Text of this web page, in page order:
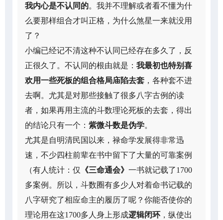
我内心是不认同的。我并不理解或者看不懂为什
么要那样组合才叫正格，为什么煞星一来就没用
了？
小编已经记不清这种不认同已经存在多久了，反
正很久了。不认同的根由就是： 我最初也特别喜
欢用一些死板的组合格局庙陷去套 ，各种套不进
去啊。尤其是对那些接触了很多八字古例的读
者，如果再用主流的斗数理论死板的去套，得出
的结论只有一个： 紫微斗数是伪学。
尤其是自明清民国以来，禄命学发展得非常迅
速，不少四柱前辈在书中留下了大量的可靠案例
（有人统计：仅
《三命通会》 一书就记载了1700
多案例。所以，斗数圈有多少人对着命书记载的
八字研究了相应命主的履历了呢？你能否使你的
理论用在这1700多人身上形成逻辑闭环 ，纵使出